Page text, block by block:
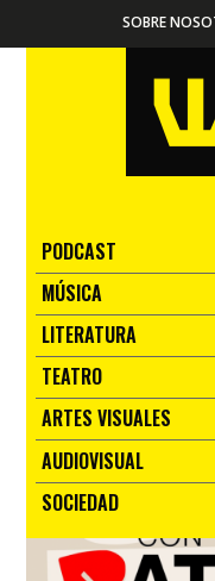
SOBRE
PODCAST
MÚSICA
LITERATURA
TEATRO
ARTES VISUALES
AUDIOVISUAL
SOCIEDAD